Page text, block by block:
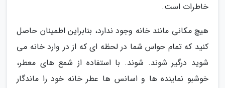
خاطرات است.
هیچ مکانی مانند خانه وجود ندارد، بنابراین اطمینان حاصل
کنید که تمام حواس شما در لحظه ای که از در وارد خانه می
شوید درگیر شوند. شوند. با استفاده از شمع های معطر،
خوشبو نماینده ها و اسانس ها عطر خانه خود را ماندگار